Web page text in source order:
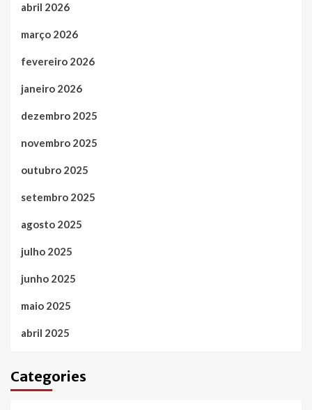
abril 2026
março 2026
fevereiro 2026
janeiro 2026
dezembro 2025
novembro 2025
outubro 2025
setembro 2025
agosto 2025
julho 2025
junho 2025
maio 2025
abril 2025
Categories